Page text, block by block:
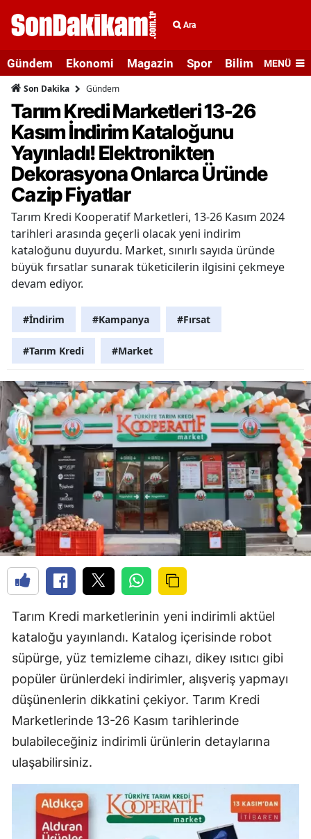
Ara
Gündem Ekonomi Magazin Spor Bilim veMENÜ
Son Dakika Gündem
Tarım Kredi Marketleri 13-26
Kasım İndirim Kataloğunu
Yayınladı! Elektronikten
Dekorasyona Onlarca Üründe
Cazip Fiyatlar
Tarım Kredi Kooperatif Marketleri, 13-26 Kasım 2024
tarihleri arasında geçerli olacak yeni indirim
kataloğunu duyurdu. Market, sınırlı sayıda üründe
büyük fırsatlar sunarak tüketicilerin ilgisini çekmeye
devam ediyor.
#İndirim #Kampanya #Fırsat
#Tarım Kredi #Market
Tarım Kredi marketlerinin yeni indirimli aktüel
kataloğu yayınlandı. Katalog içerisinde robot
süpürge, yüz temizleme cihazı, dikey ısıtıcı gibi
popüler ürünlerdeki indirimler, alışveriş yapmayı
düşünenlerin dikkatini çekiyor. Tarım Kredi
Marketlerinde 13-26 Kasım tarihlerinde
bulabileceğiniz indirimli ürünlerin detaylarına
ulaşabilirsiniz.